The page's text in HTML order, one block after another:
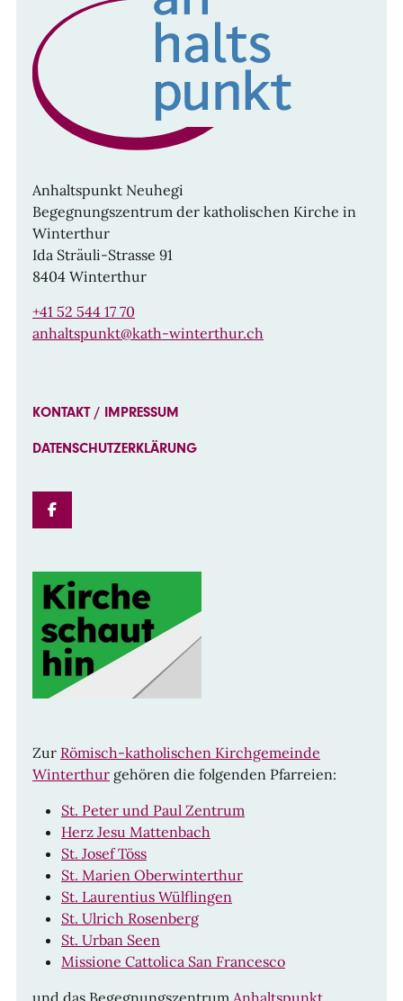
Anhaltspunkt Neuhegi
Begegnungszentrum der katholischen Kirche in
Winterthur
Ida Sträuli-Strasse 91
8404 Winterthur
+41 52 544 17 70
anhaltspunkt@kath-winterthur.ch
KONTAKT / IMPRESSUM
DATENSCHUTZERKLÄRUNG
FACEBOOK
Zur Römisch-katholischen Kirchgemeinde
Winterthur gehören die folgenden Pfarreien:
St. Peter und Paul Zentrum
Herz Jesu Mattenbach
St. Josef Töss
St. Marien Oberwinterthur
St. Laurentius Wülflingen
St. Ulrich Rosenberg
St. Urban Seen
Missione Cattolica San Francesco
und das Begegnungszentrum Anhaltspunkt